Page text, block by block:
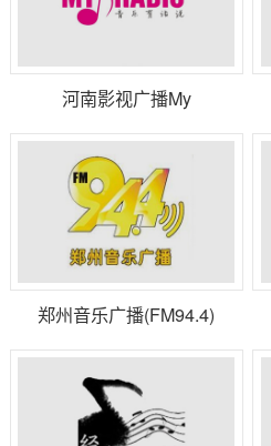
河南影视广播My
郑州音乐广播(FM94.4)